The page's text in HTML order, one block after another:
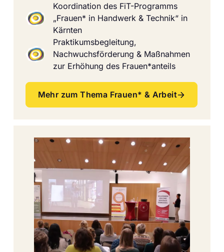
Koordination des FiT-Programms
„Frauen* in Handwerk & Technik“ in
Kärnten
Praktikumsbegleitung,
Nachwuchsförderung & Maßnahmen
zur Erhöhung des Frauen*anteils
Mehr zum Thema Frauen* & Arbeit